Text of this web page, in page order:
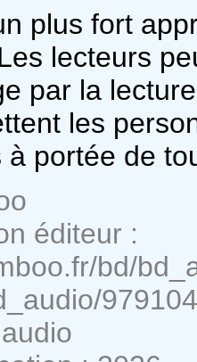
plus fort
lecteurs
par la
les
à portée de
éditeur :
bd/